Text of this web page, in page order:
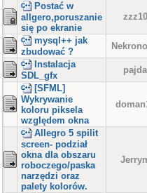
Postać w
allgero,poruszanie
się po ekranie
mysql++ jak
zbudować ?
Instalacja
SDL_gfx
[SFML]
Wykrywanie
koloru piksela
względem okna
Allegro 5 spilit
screen- podział
okna dla obszaru
roboczego/paska
narzędzi oraz
palety kolorów.